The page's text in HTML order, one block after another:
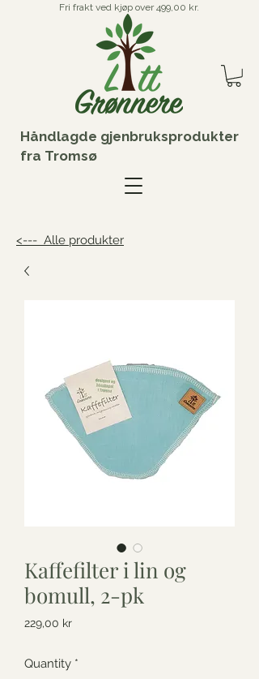
Fri frakt ved kjøp over 499,00 kr.
Håndlagde gjenbruksprodukter
fra Tromsø
<--- Alle produkter
Kaffefilter i lin og
bomull, 2-pk
229,00 krPrice
Quantity *